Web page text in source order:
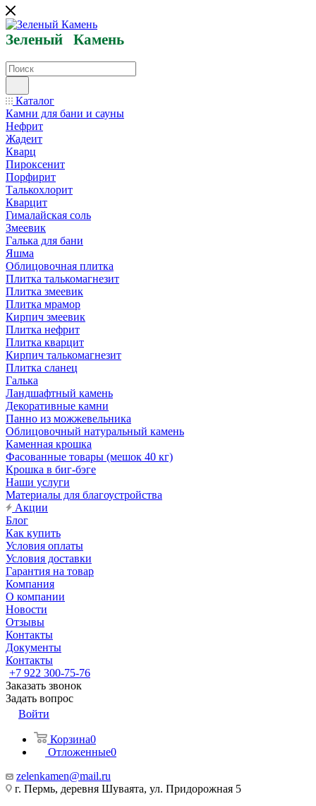
Зеленый Камень
Каталог
Камни для бани и сауны
Нефрит
Жадеит
Кварц
Пироксенит
Порфирит
Талькохлорит
Кварцит
Гималайская соль
Змеевик
Галька для бани
Яшма
Облицовочная плитка
Плитка талькомагнезит
Плитка змеевик
Плитка мрамор
Кирпич змеевик
Плитка нефрит
Плитка кварцит
Кирпич талькомагнезит
Плитка сланец
Галька
Ландшафтный камень
Декоративные камни
Панно из можжевельника
Облицовочный натуральный камень
Каменная крошка
Фасованные товары (мешок 40 кг)
Крошка в биг-бэге
Наши услуги
Материалы для благоустройства
Акции
Блог
Как купить
Условия оплаты
Условия доставки
Гарантия на товар
Компания
О компании
Новости
Отзывы
Контакты
Документы
Контакты
+7 922 300-75-76
Заказать звонок
Задать вопрос
Войти
Корзина0
Отложенные0
zelenkamen@mail.ru
г. Пермь, деревня Шуваята, ул. Придорожная 5